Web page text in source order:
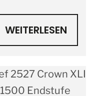
WEITERLESEN